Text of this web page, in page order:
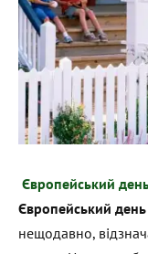
Європейський день
Європейський день
нещодавно,